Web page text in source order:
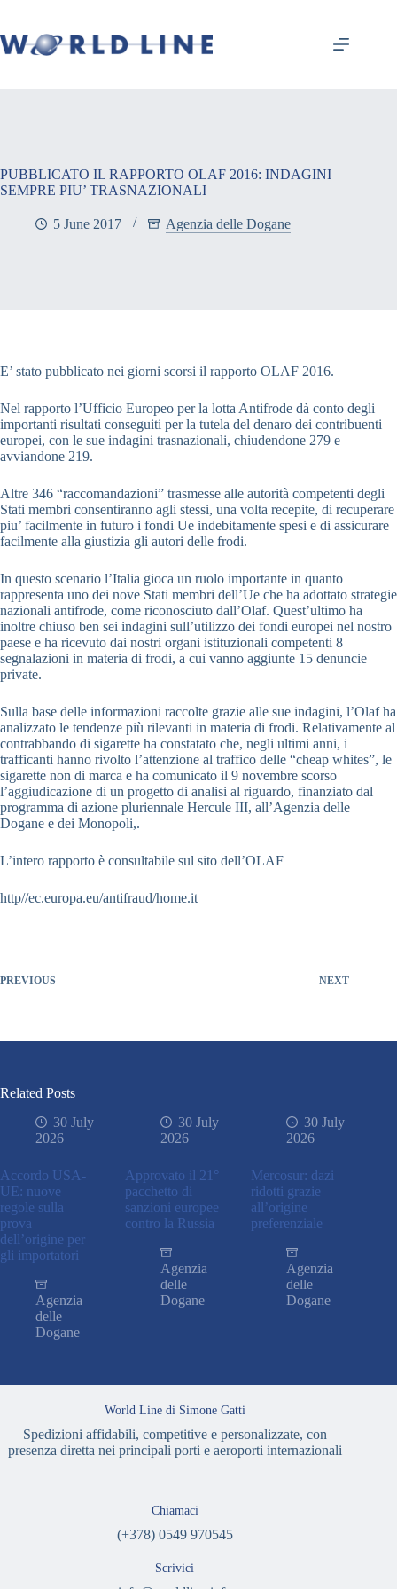
PUBBLICATO IL RAPPORTO OLAF 2016: INDAGINI
SEMPRE PIU’ TRASNAZIONALI
5 June 2017 Agenzia delle Dogane
E’ stato pubblicato nei giorni scorsi il rapporto OLAF 2016.
Nel rapporto l’Ufficio Europeo per la lotta Antifrode dà conto degli
importanti risultati conseguiti per la tutela del denaro dei contribuenti
europei, con le sue indagini trasnazionali, chiudendone 279 e
avviandone 219.
Altre 346 “raccomandazioni” trasmesse alle autorità competenti degli
Stati membri consentiranno agli stessi, una volta recepite, di recuperare
piu’ facilmente in futuro i fondi Ue indebitamente spesi e di assicurare
facilmente alla giustizia gli autori delle frodi.
In questo scenario l’Italia gioca un ruolo importante in quanto
rappresenta uno dei nove Stati membri dell’Ue che ha adottato strategie
nazionali antifrode, come riconosciuto dall’Olaf. Quest’ultimo ha
inoltre chiuso ben sei indagini sull’utilizzo dei fondi europei nel nostro
paese e ha ricevuto dai nostri organi istituzionali competenti 8
segnalazioni in materia di frodi, a cui vanno aggiunte 15 denuncie
private.
Sulla base delle informazioni raccolte grazie alle sue indagini, l’Olaf ha
analizzato le tendenze più rilevanti in materia di frodi. Relativamente al
contrabbando di sigarette ha constatato che, negli ultimi anni, i
trafficanti hanno rivolto l’attenzione al traffico delle “cheap whites”, le
sigarette non di marca e ha comunicato il 9 novembre scorso
l’aggiudicazione di un progetto di analisi al riguardo, finanziato dal
programma di azione pluriennale Hercule III, all’Agenzia delle
Dogane e dei Monopoli,.
L’intero rapporto è consultabile sul sito dell’OLAF
http//ec.europa.eu/antifraud/home.it
PREVIOUS NEXT
Related Posts
30 July
2026
Accordo USA-
UE: nuove
regole sulla
prova
dell’origine per
gli importatori
Agenzia
delle
Dogane
30 July
2026
Approvato il 21°
pacchetto di
sanzioni europee
contro la Russia
Agenzia
delle
Dogane
30 July
2026
Mercosur: dazi
ridotti grazie
all’origine
preferenziale
Agenzia
delle
Dogane
World Line di Simone Gatti
Spedizioni affidabili, competitive e personalizzate, con
presenza diretta nei principali porti e aeroporti internazionali
Chiamaci
(+378) 0549 970545
Scrivici